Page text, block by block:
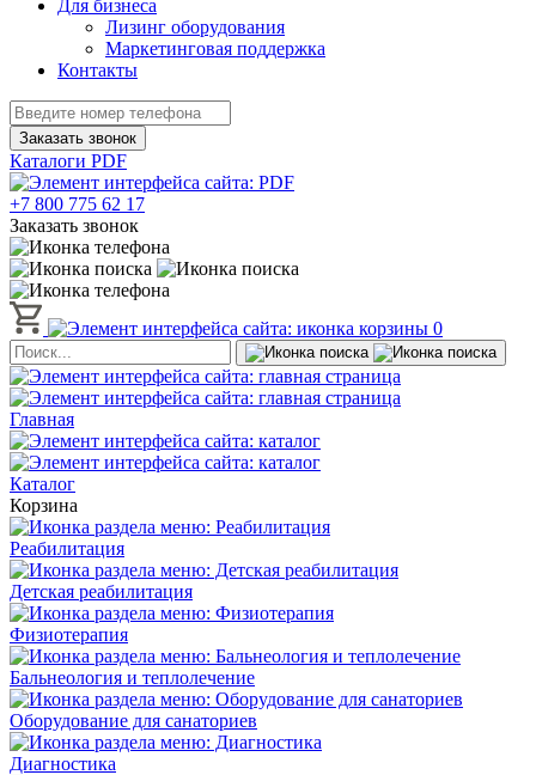
Для бизнеса
Лизинг оборудования
Маркетинговая поддержка
Контакты
Заказать звонок
Каталоги PDF
+7 800 775 62 17
Заказать звонок
0
Главная
Каталог
Корзина
Реабилитация
Детская реабилитация
Физиотерапия
Бальнеология и теплолечение
Оборудование для санаториев
Диагностика